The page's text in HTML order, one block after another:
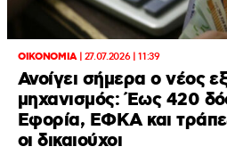
ΟΙΚΟΝΟΜΙΑ| 27.07.2026 | 11:39
Ανοίγει σήμερα ο νέος
μηχανισμός: Έως 420
Εφορία, ΕΦΚΑ και
οι δικαιούχοι